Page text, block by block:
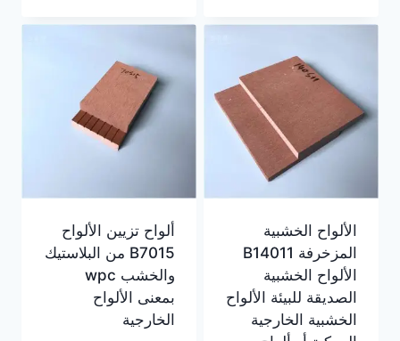
الألواح الخشبية
المزخرفة B14011
الألواح الخشبية
الصديقة للبيئة الألواح
الخشبية الخارجية
ألواح تزيين الألواح
B7015 من البلاستيك
والخشب wpc
بمعنى الألواح
الخارجية